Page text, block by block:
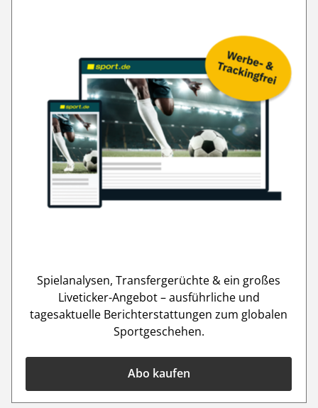
Spielanalysen, Transfergerüchte & ein großes
Liveticker-Angebot – ausführliche und
tagesaktuelle Berichterstattungen zum globalen
Sportgeschehen.
Abo kaufen